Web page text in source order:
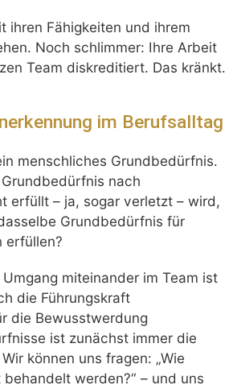
ihren Fähigkeiten und ihrem
Noch schlimmer: Ihre Arbeit
Team diskreditiert. Das kränkt.
im Berufsalltag
menschliches Grundbedürfnis.
nach
erfüllt – ja, sogar verletzt – wird,
Grundbedürfnis für
erfüllen?
miteinander im Team ist
die Führungskraft
die Bewusstwerdung
ist zunächst immer die
können uns fragen: „Wie
werden?“ – und uns